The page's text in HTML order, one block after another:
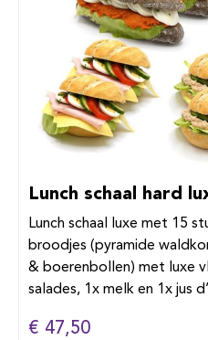
Lunch schaal hard
Lunch schaal luxe met 15
broodjes (pyramide
& boerenbollen) met luxe
salades, 1x melk en 1x jus
€ 47,50